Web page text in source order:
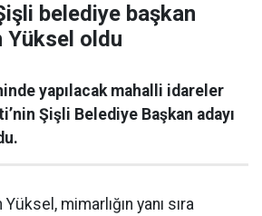
belediye başkan
Yüksel oldu
yapılacak mahalli idareler
Şişli Belediye Başkan adayı
mimarlığın yanı sıra